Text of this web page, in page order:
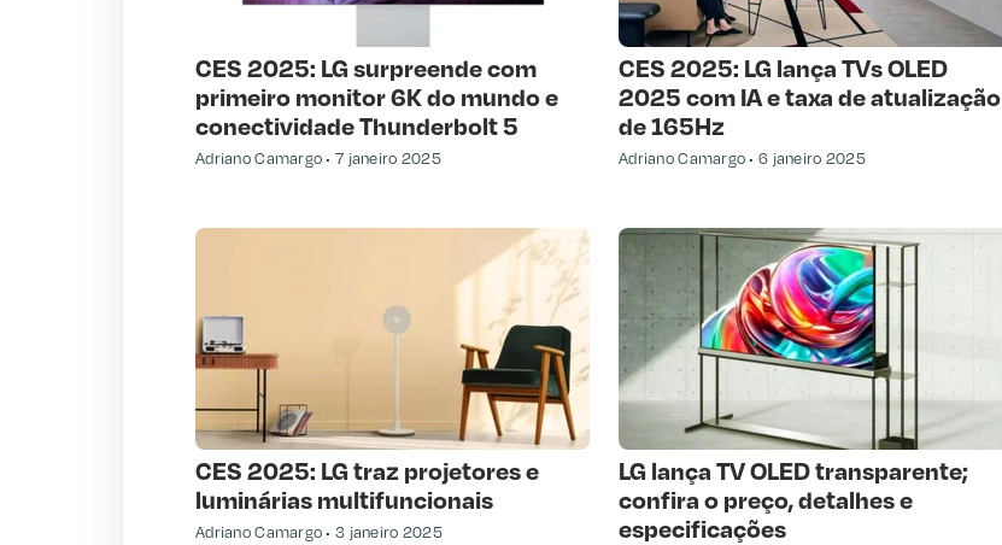
CES 2025: LG surpreende com
primeiro monitor 6K do mundo e
conectividade Thunderbolt 5
Adriano Camargo 7 janeiro 2025
CES 2025: LG lança TVs OLED
2025 com IA e taxa de atualização
de 165Hz
Adriano Camargo 6 janeiro 2025
CES 2025: LG traz projetores e
luminárias multifuncionais
Adriano Camargo 3 janeiro 2025
LG lança TV OLED transparente;
confira o preço, detalhes e
especificações